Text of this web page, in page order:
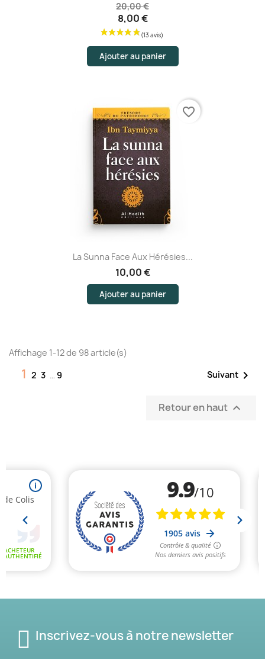
20,00 €
8,00 €
Ajouter au panier
La Sunna Face Aux Hérésies...
10,00 €
Ajouter au panier
favorite_border
Affichage 1-12 de 98 article(s)
1 2 3 … 9 Suivant 
Retour en haut 
Inscrivez-vous à notre newsletter